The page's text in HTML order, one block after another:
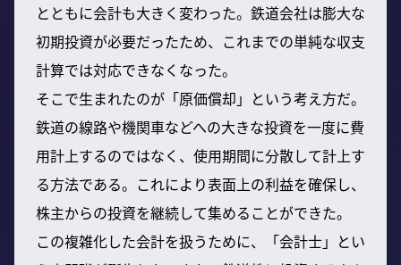
とともに会計も大きく変わった。鉄道会社は膨大な
初期投資が必要だったため、これまでの単純な収支
計算では対応できなくなった。
そこで生まれたのが「原価償却」という考え方だ。
鉄道の線路や機関車などへの大きな投資を一度に費
用計上するのではなく、使用期間に分散して計上す
る方法である。これにより表面上の利益を確保し、
株主からの投資を継続して集めることができた。
この複雑化した会計を扱うために、「会計士」とい